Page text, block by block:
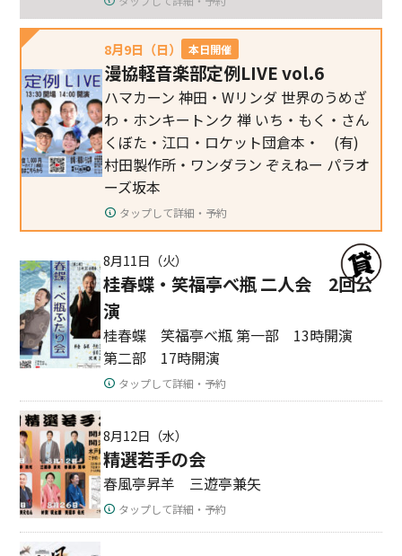
8月9日（日） 本日開催
漫協軽音楽部定例LIVE vol.6
ハマカーン 神田・Wリンダ 世界のうめざ
わ・ホンキートンク 禅 いち・もく・さん
くぼた・江口・ロケット団倉本・ (有)
村田製作所・ワンダラン ぞえねー パラオ
ーズ坂本
タップして詳細・予約
8月11日（火）
桂春蝶・笑福亭べ瓶 二人会 2回公
演
桂春蝶 笑福亭べ瓶 第一部 13時開演
第二部 17時開演
タップして詳細・予約
8月12日（水）
精選若手の会
春風亭昇羊 三遊亭兼矢
タップして詳細・予約